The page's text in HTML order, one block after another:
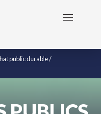
public durable/